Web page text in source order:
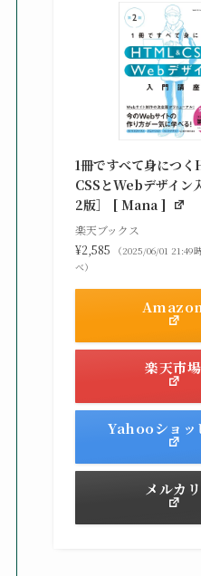
1冊ですべて身につ
CSSとWebデザイン
2版］ [ Mana ]
楽天ブックス
¥2,585
（2025/06/01 21:49
べ）
楽天市場
Yahooショッ
メルカリ